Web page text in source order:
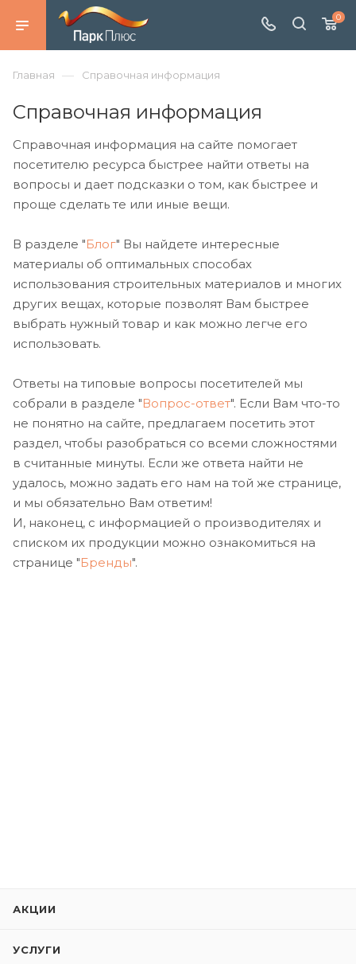
0
Главная — Справочная информация
Справочная информация
Справочная информация на сайте помогает
посетителю ресурса быстрее найти ответы на
вопросы и дает подсказки о том, как быстрее и
проще сделать те или иные вещи.
В разделе "Блог" Вы найдете интересные
материалы об оптимальных способах
использования строительных материалов и многих
других вещах, которые позволят Вам быстрее
выбрать нужный товар и как можно легче его
использовать.
Ответы на типовые вопросы посетителей мы
собрали в разделе "Вопрос-ответ". Если Вам что-то
не понятно на сайте, предлагаем посетить этот
раздел, чтобы разобраться со всеми сложностями
в считанные минуты. Если же ответа найти не
удалось, можно задать его нам на той же странице,
и мы обязательно Вам ответим!
И, наконец, с информацией о производителях и
списком их продукции можно ознакомиться на
странице "Бренды".
АКЦИИ
УСЛУГИ